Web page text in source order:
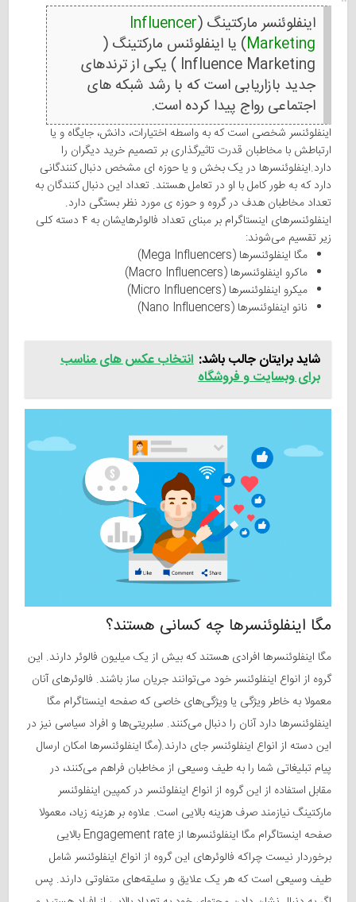
اینفلوئنسر مارکتینگ (Influencer
Marketing) یا اینفلوئنس مارکتینگ (
Influence Marketing ) یکی از ترندهای
جدید بازاریابی است که با رشد شبکه های
اجتماعی رواج پیدا کرده است.
اینفلوئنسر شخصی است که به واسطه اختیارات، دانش، جایگاه و یا
ارتباطش با مخاطبان قدرت تاثیرگذاری بر تصمیم خرید دیگران را
دارد.اینفلوئنسرها در یک بخش و یا حوزه ای مشخص دنبال کنندگانی
دارد که به طور کامل با او در تعامل هستند. تعداد این دنبال کنندگان به
تعداد مخاطبان هدف در گروه و حوزه ی مورد نظر بستگی دارد.
اینفلوئنسرهای اینستاگرام بر مبنای تعداد فالوئرهایشان به ۴ دسته کلی
زیر تقسیم می‌شوند:
مگا اینفلوئنسرها (Mega Influencers)
ماکرو اینفلوئنسرها (Macro Influencers)
میکرو اینفلوئنسرها (Micro Influencers)
نانو اینفلوئنسرها (Nano Influencers)
شاید برایتان جالب باشد: انتخاب عکس های مناسب
برای وبسایت و فروشگاه
مگا اینفلوئنسرها چه کسانی هستند؟
مگا اینفلوئنسرها افرادی هستند که بیش از یک میلیون فالوئر دارند. این
گروه از انواع اینفلوئنسر خود می‌توانند جریان ساز باشند. فالوئرهای آنان
معمولا به خاطر ویژگی یا ویژگی‌های خاصی که صفحه‌ اینستاگرام مگا
اینفلوئنسرها دارد آنان را دنبال می‌کنند. سلبریتی‌ها و افراد سیاسی نیز در
این دسته از انواع اینفلوئنسر جای دارند.(مگا اینفلوئنسرها امکان ارسال
پیام تبلیغاتی شما را به طیف وسیعی از مخاطبان فراهم می‌کنند، در
مقابل استفاده از این گروه از انواع اینفلوئنسر در کمپین اینفلوئنسر
مارکتینگ نیازمند صرف هزینه بالایی است. علاوه بر هزینه زیاد، معمولا
صفحه اینستاگرام مگا اینفلوئنسرها از Engagement rate بالایی
برخوردار نیست چراکه فالوئرهای این گروه از انواع اینفلوئنسر شامل
طیف وسیعی است که هر یک علایق و سلیقه‌های متفاوتی دارند. پس